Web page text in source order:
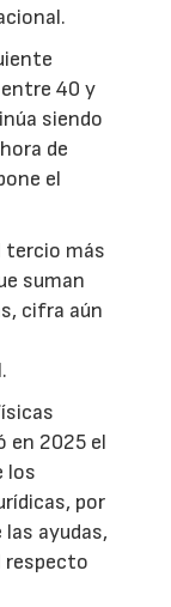
40 y
siendo
de
el
tercio más
suman
cifra aún
en 2025 el
los
por
ayudas,
respecto